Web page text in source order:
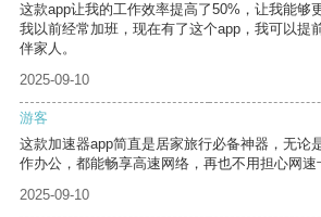
这款app让我的工作效率提高了50%，让我能够
我以前经常加班，现在有了这个app，我可以提
伴家人。
2025-09-10
游客
这款加速器app简直是居家旅行必备神器，无论
作办公，都能畅享高速网络，再也不用担心网速
2025-09-10